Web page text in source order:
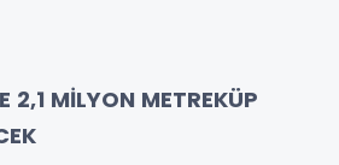
2,1 MİLYON METREKÜP